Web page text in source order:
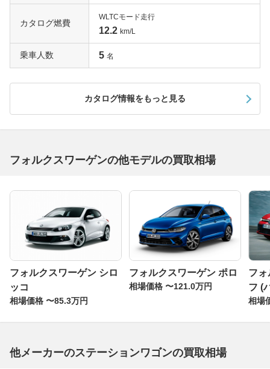
カタログ燃費
WLTCモード走行
12.2 km/L
乗車人数 5 名
カタログ情報をもっと見る
フォルクスワーゲンの他モデルの買取相場
フォルクスワーゲン シロ
ッコ
相場価格 〜85.3万円
フォルクスワーゲン ポロ
相場価格 〜121.0万円
フォ
フ (
相場
他メーカーのステーションワゴンの買取相場